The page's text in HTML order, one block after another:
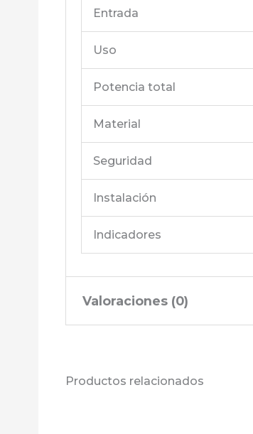
Entrada
Uso
Potencia total
Material
Seguridad
Instalación
Indicadores
Valoraciones (0)
Sé el primero en
Tu dirección de correo
Productos relacionados